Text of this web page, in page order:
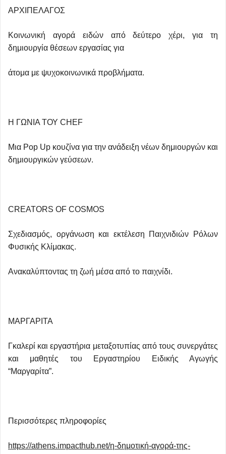
ΑΡΧΙΠΕΛΑΓΟΣ
Κοινωνική αγορά ειδών από δεύτερο χέρι, για τη
δημιουργία θέσεων εργασίας για
άτομα με ψυχοκοινωνικά προβλήματα.
Η ΓΩΝΙΑ ΤΟΥ CHEF
Μια Pop Up κουζίνα για την ανάδειξη νέων δημιουργών και
δημιουργικών γεύσεων.
CREATORS OF COSMOS
Σχεδιασμός, οργάνωση και εκτέλεση Παιχνιδιών Ρόλων
Φυσικής Κλίμακας.
Ανακαλύπτοντας τη ζωή μέσα από το παιχνίδι.
ΜΑΡΓΑΡΙΤΑ
Γκαλερί και εργαστήρια μεταξοτυπίας από τους συνεργάτες
και μαθητές του Εργαστηρίου Ειδικής Αγωγής
“Μαργαρίτα”.
Περισσότερες πληροφορίες
https://athens.impacthub.net/η-δημοτική-αγορά-της-